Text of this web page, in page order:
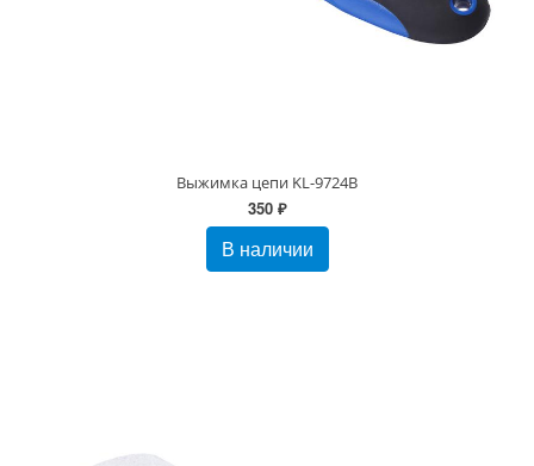
Выжимка цепи KL-9724B
350 ₽
В наличии